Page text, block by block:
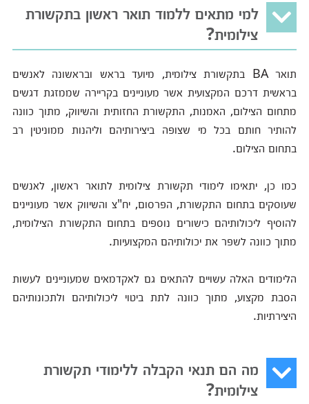
למי מתאים ללמוד תואר ראשון בתקשורת
צילומית?
תואר BA בתקשורת צילומית, מיועד בראש ובראשונה לאנשים
בראשית דרכם המקצועית אשר מעוניינים בקריירה שממזגת דגשים
מתחום הצילום, האמנות, התקשורת החזותית והשיווק, מתוך כוונה
להותיר חותם בכל מי שצופה ביצירותיהם וליהנות ממוניטין רב
בתחום הצילום.
כמו כן, יתאימו לימודי תקשורת צילומית לתואר ראשון, לאנשים
שעוסקים בתחום התקשורת, הפרסום, יח"צ והשיווק אשר מעוניינים
להוסיף ליכולותיהם כישורים נוספים בתחום התקשורת הצילומית,
מתוך כוונה לשפר את יכולותיהם המקצועיות.
הלימודים האלה עשויים להתאים גם לאקדמאים שמעוניינים לעשות
הסבת מקצוע, מתוך כוונה לתת ביטוי ליכולותיהם ולתכונותיהם
היצירתיות.
מה הם תנאי הקבלה ללימודי תקשורת
צילומית?